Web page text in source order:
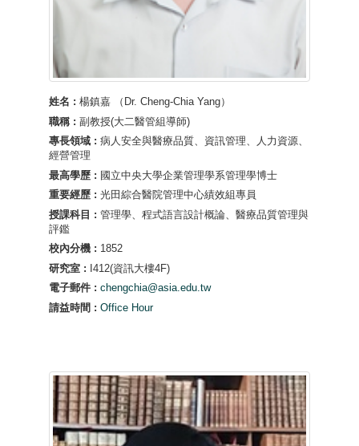
姓名 : 楊鎮嘉 （Dr. Cheng-Chia Yang）
職稱 : 副教授(大二醫管組導師)
專長領域 : 病人安全與醫療品質、資訊管理、人力資源、
經營管理
最高學歷 : 國立中央大學企業管理學系管理學博士
重要經歷 : 光田綜合醫院管理中心績效組專員
授課科目 : 管理學、程式語言設計概論、醫療品質管理與
評鑑
校內分機 : 1852
研究室 : I412(資訊大樓4F)
電子郵件 : chengchia@asia.edu.tw
請益時間 : Office Hour